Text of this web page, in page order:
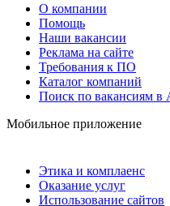
О компании
Помощь
Наши вакансии
Реклама на сайте
Требования к ПО
Каталог компаний
Поиск по вакансиям в
Мобильное приложение
Этика и комплаенс
Оказание услуг
Использование сайтов